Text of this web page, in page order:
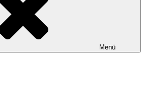
Menü